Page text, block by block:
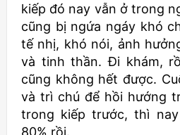
kiếp đó nay vẫn ở trong
cũng bị ngứa ngáy khó
tế nhị, khó nói, ảnh
và tinh thần. Đi khám,
cũng không hết được.
và trì chú để hồi hướng
trong kiếp trước, thì
80% rồi.